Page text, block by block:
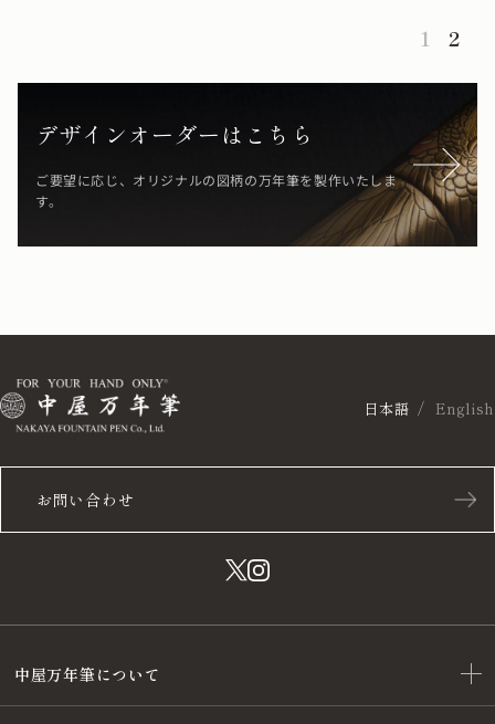
1 2
デザインオーダーはこちら
ご要望に応じ、オリジナルの図柄の万年筆を製作いたしま
す。
お問い合わせ
日本語 English
中屋万年筆について